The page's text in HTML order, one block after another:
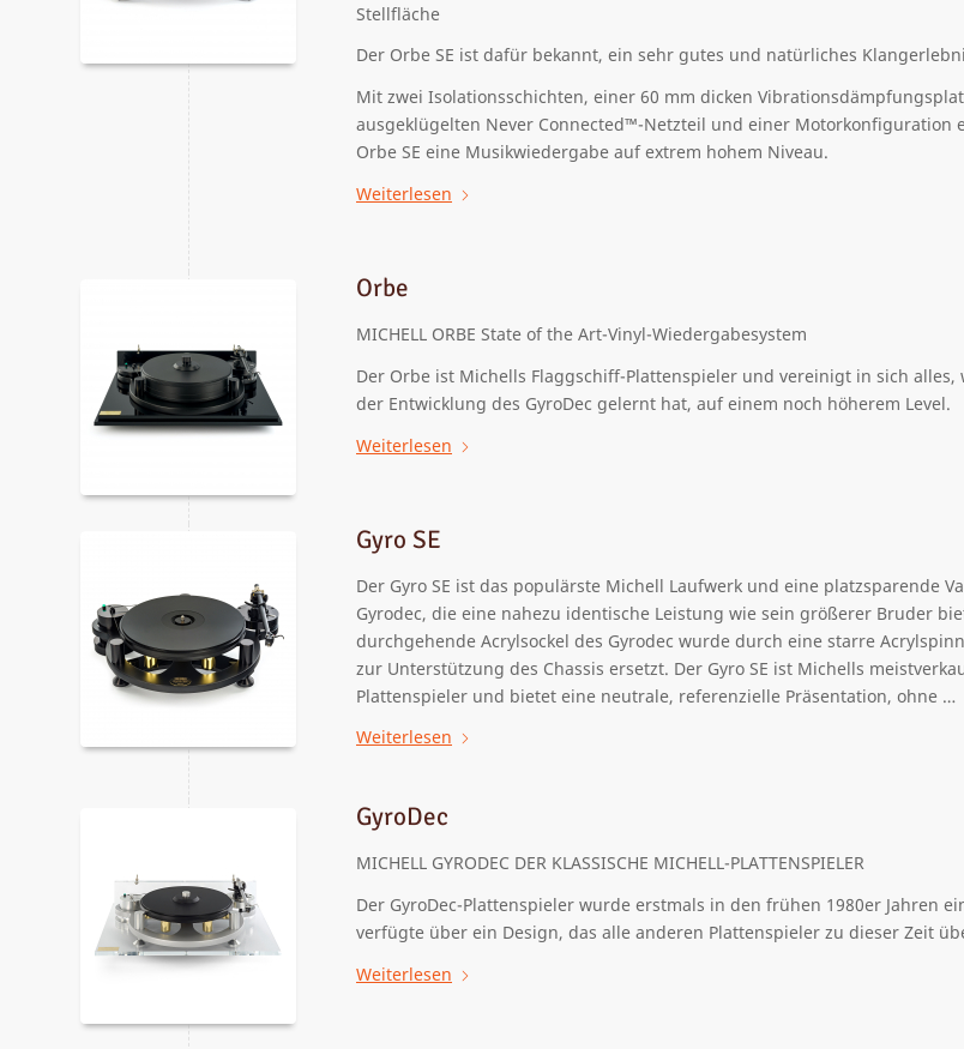
Stellfläche
Der Orbe SE ist dafür bekannt, ein sehr gutes und natürliches Klange
Mit zwei Isolationsschichten, einer 60 mm dicken
ausgeklügelten Never Connected™-Netzteil und einer Motorkonfiguration
Orbe SE eine Musikwiedergabe auf extrem hohem Niveau.
Weiterlesen
Orbe
MICHELL ORBE State of the Art-Vinyl-Wiedergabesystem
Der Orbe ist Michells Flaggschiff-Plattenspieler und vereinigt in sich alles,
der Entwicklung des GyroDec gelernt hat, auf einem noch höherem Level.
Weiterlesen
Gyro SE
Der Gyro SE ist das populärste Michell Laufwerk und eine platzsparende
Gyrodec, die eine nahezu identische Leistung wie sein größerer Bruder
durchgehende Acrylsockel des Gyrodec wurde durch eine starre
zur Unterstützung des Chassis ersetzt. Der Gyro SE ist Michells
Plattenspieler und bietet eine neutrale, referenzielle Präsentation, ohne …
Weiterlesen
GyroDec
MICHELL GYRODEC DER KLASSISCHE MICHELL-PLATTENSPIELER
Der GyroDec-Plattenspieler wurde erstmals in den frühen 1980er Jahren
verfügte über ein Design, das alle anderen Plattenspieler zu dieser Zeit
Weiterlesen